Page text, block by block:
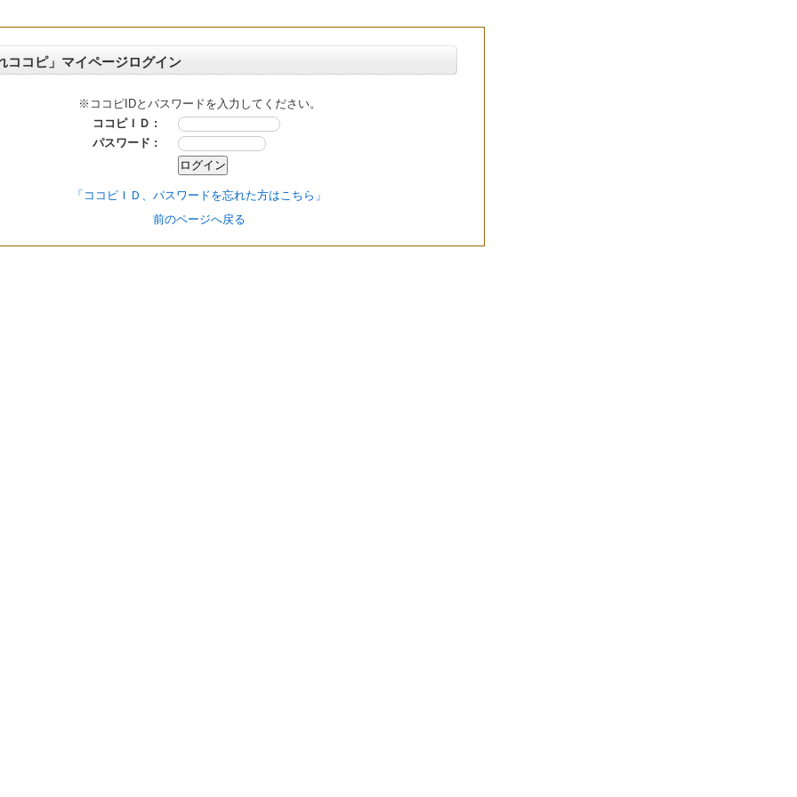
ココピ」マイページログイン
※ココピIDとパスワードを入力してください。
ココピＩＤ :
パスワード :
「ココピＩＤ、パスワードを忘れた方はこちら」
前のページへ戻る